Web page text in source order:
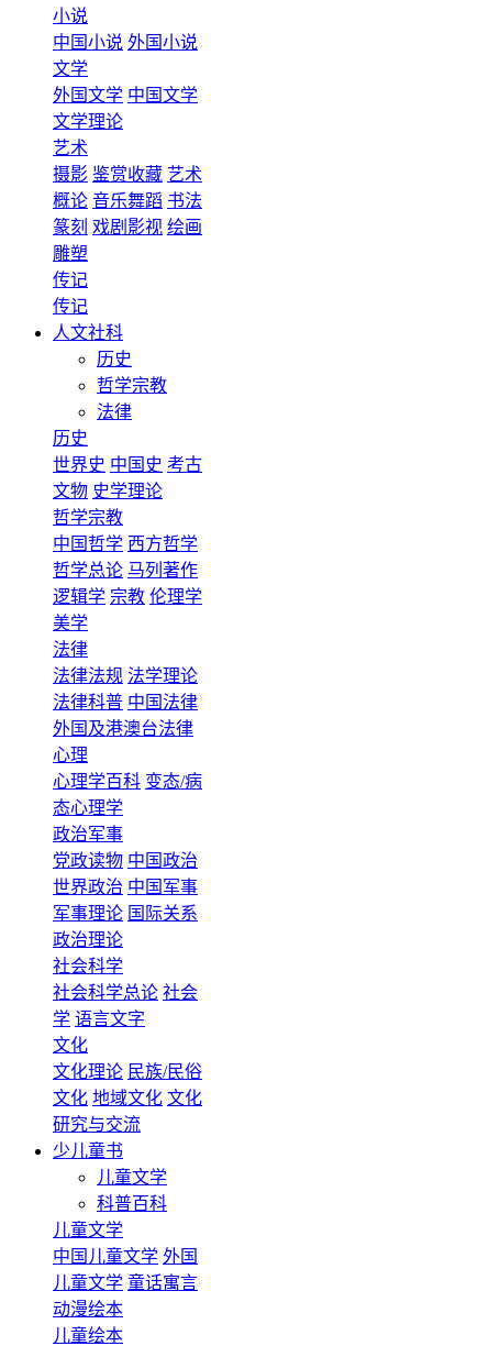
小说
中国小说 外国小说
文学
外国文学 中国文学
文学理论
艺术
摄影 鉴赏收藏 艺术
概论 音乐舞蹈 书法
篆刻 戏剧影视 绘画
雕塑
传记
传记
人文社科
历史
哲学宗教
法律
历史
世界史 中国史 考古
文物 史学理论
哲学宗教
中国哲学 西方哲学
哲学总论 马列著作
逻辑学 宗教 伦理学
美学
法律
法律法规 法学理论
法律科普 中国法律
外国及港澳台法律
心理
心理学百科 变态/病
态心理学
政治军事
党政读物 中国政治
世界政治 中国军事
军事理论 国际关系
政治理论
社会科学
社会科学总论 社会
学 语言文字
文化
文化理论 民族/民俗
文化 地域文化 文化
研究与交流
少儿童书
儿童文学
科普百科
儿童文学
中国儿童文学 外国
儿童文学 童话寓言
动漫绘本
儿童绘本